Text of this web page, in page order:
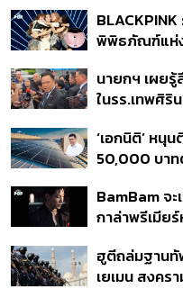
5,925 ราย เ
พิพิธภัณฑ์แห่
10 ปีการเดบิ
นายกฯ เผย
ในรร.เทพศิริ
เหตุรัฐไม่ต่อ
พา-ครอบคร
‘เอกนิติ’ หนุ
50,000 บาท
ปล่อยกู้ดอกเ
ออกโครงการ
BamBam จะ
กาล่าพรีเมีย
ฮูตีถล่มฐาน
เยเมน สงคร